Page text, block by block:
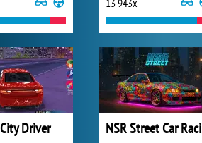
13 943x
Driver